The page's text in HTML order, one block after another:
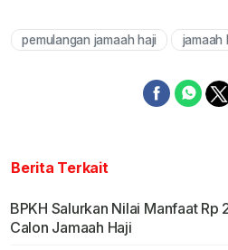
pemulangan jamaah haji jamaah
Berita Terkait
BPKH Salurkan Nilai Manfaat
Calon Jamaah Haji